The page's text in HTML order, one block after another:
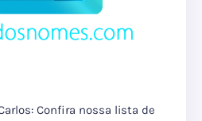
Confira nossa lista de